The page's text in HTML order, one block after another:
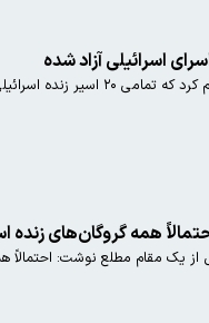
اسرائیلی آزاد شده
همه گروگان‌های
از یک مقام مطلع نوشت: